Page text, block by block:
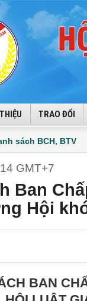
TRAO ĐỔI
sách BCH, BTV
GMT+7
Ban
Hội
BAN